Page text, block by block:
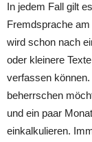
In jedem Fall gilt
Fremdsprache
wird schon nach
oder kleinere
verfassen
beherrschen
und ein paar
einkalkulieren.